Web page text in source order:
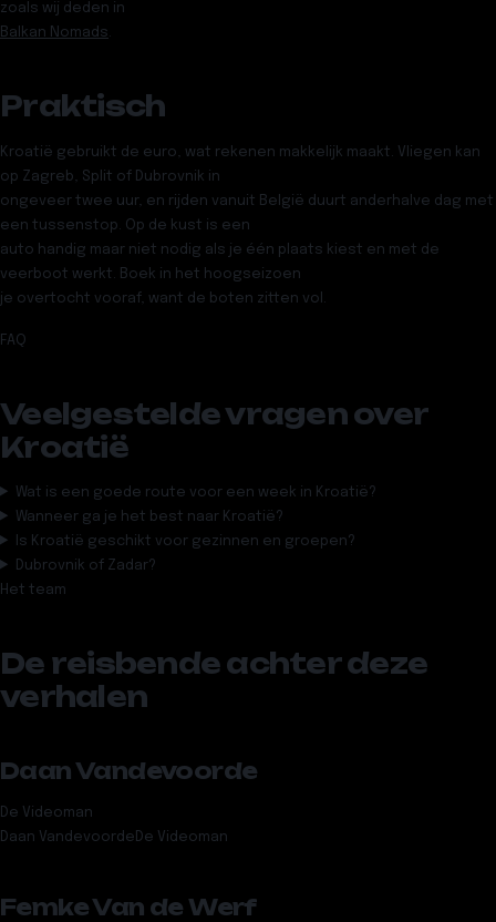
zoals wij deden in
Balkan Nomads.
Praktisch
Kroatië gebruikt de euro, wat rekenen makkelijk maakt. Vliegen kan
op Zagreb, Split of Dubrovnik in
ongeveer twee uur, en rijden vanuit België duurt anderhalve dag met
een tussenstop. Op de kust is een
auto handig maar niet nodig als je één plaats kiest en met de
veerboot werkt. Boek in het hoogseizoen
je overtocht vooraf, want de boten zitten vol.
FAQ
Veelgestelde vragen over
Kroatië
Wat is een goede route voor een week in Kroatië?
Wanneer ga je het best naar Kroatië?
Is Kroatië geschikt voor gezinnen en groepen?
Dubrovnik of Zadar?
Het team
De reisbende achter deze
verhalen
Daan Vandevoorde
De Videoman
Daan Vandevoorde De Videoman
Femke Van de Werf